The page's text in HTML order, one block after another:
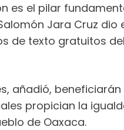
es el pilar
Jara Cruz
de texto gratuitos
añadió,
propician la
de Oaxaca.